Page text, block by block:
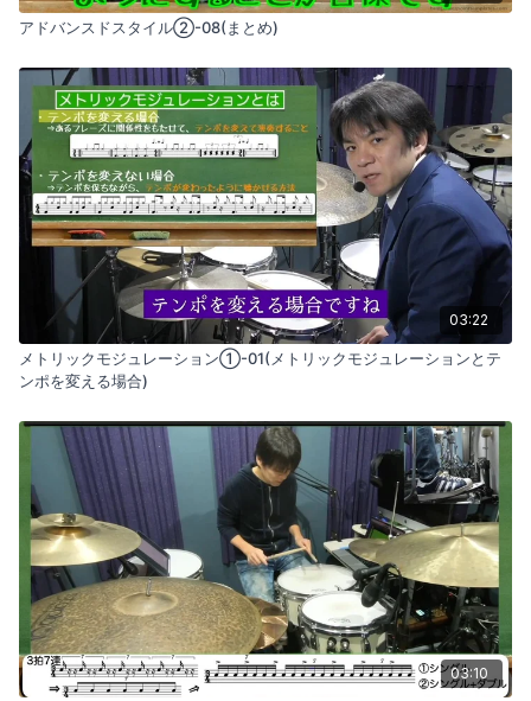
アドバンスドスタイル②-08(まとめ)
03:22
メトリックモジュレーション①-01(メトリックモジュレーションとテ
ンポを変える場合)
03:10